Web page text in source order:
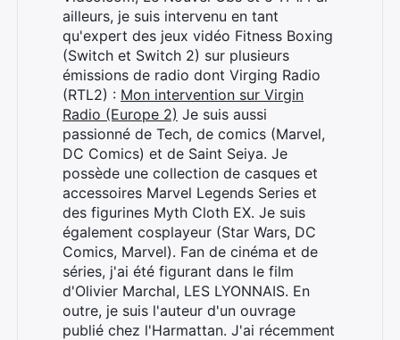
ailleurs, je suis intervenu en tant
qu'expert des jeux vidéo Fitness Boxing
(Switch et Switch 2) sur plusieurs
émissions de radio dont Virging Radio
(RTL2) : Mon intervention sur Virgin
Radio (Europe 2) Je suis aussi
passionné de Tech, de comics (Marvel,
DC Comics) et de Saint Seiya. Je
possède une collection de casques et
accessoires Marvel Legends Series et
des figurines Myth Cloth EX. Je suis
également cosplayeur (Star Wars, DC
Comics, Marvel). Fan de cinéma et de
séries, j'ai été figurant dans le film
d'Olivier Marchal, LES LYONNAIS. En
outre, je suis l'auteur d'un ouvrage
publié chez l'Harmattan. J'ai récemment
Rechercher
: